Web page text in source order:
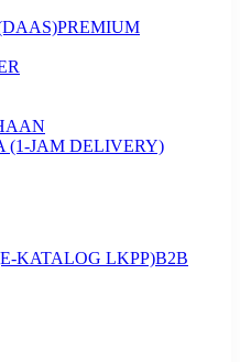
PREMIUM
(1-JAM DELIVERY)
KATALOG LKPP)B2B